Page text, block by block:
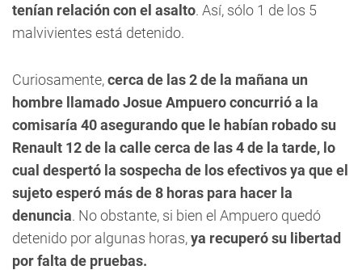
tenían relación con el asalto. Así, sólo 1 de los 5
malvivientes está detenido.
Curiosamente,cerca de las 2 de la mañana un
hombre llamado Josue Ampuero concurrió a la
comisaría 40 asegurando que le habían robado su
Renault 12 de la calle cerca de las 4 de la tarde, lo
cual despertó la sospecha de los efectivos ya que el
sujeto esperó más de 8 horas para hacer la
denuncia. No obstante, si bien el Ampuero quedó
detenido por algunas horas,ya recuperó su libertad
por falta de pruebas.